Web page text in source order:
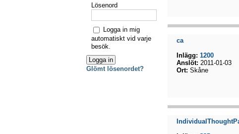
ca
Inlägg: 1200
Anslöt: 2011-01-03
Ort: Skåne
Lösenord
Logga in mig
automatiskt vid varje
besök.
Glömt lösenordet?